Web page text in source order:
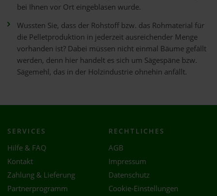
bei Ihnen vor Ort eingeblasen wurde.
Wussten Sie, dass der Rohstoff bzw. das Rohmaterial für
die Pelletproduktion in jederzeit ausreichender Menge
vorhanden ist? Dabei müssen nicht einmal Bäume gefällt
werden, denn hier handelt es sich um Sägespäne bzw.
Sägemehl, das in der Holzindustrie ohnehin anfällt.
SERVICES
Hilfe & FAQ
Kontakt
Zahlung & Lieferung
Partnerprogramm
RECHTLICHES
AGB
Impressum
Datenschutz
Cookie-Einstellungen